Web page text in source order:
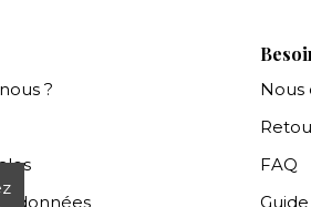
?
données
Nous
FAQ